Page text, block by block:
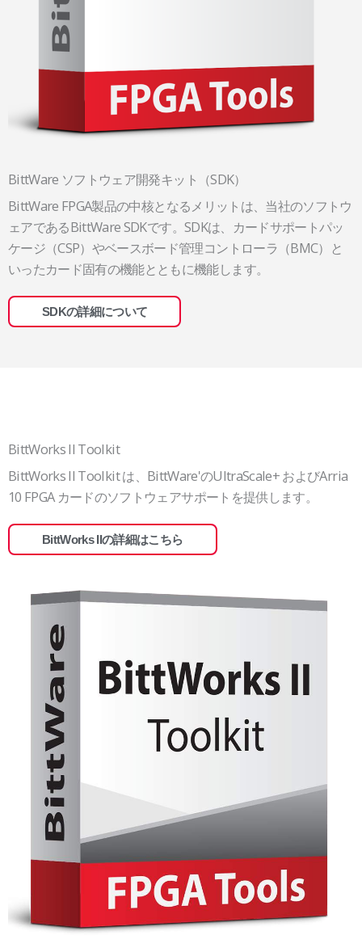
BittWare ソフトウェア開発キット（SDK）
BittWare FPGA製品の中核となるメリットは、当社のソフトウ
ェアであるBittWare SDKです。SDKは、カードサポートパッ
ケージ（CSP）やベースボード管理コントローラ（BMC）と
いったカード固有の機能とともに機能します。
SDKの詳細について
BittWorks II Toolkit
BittWorks II Toolkit は、BittWare'のUltraScale+ およびArria
10 FPGA カードのソフトウェアサポートを提供します。
BittWorks IIの詳細はこちら